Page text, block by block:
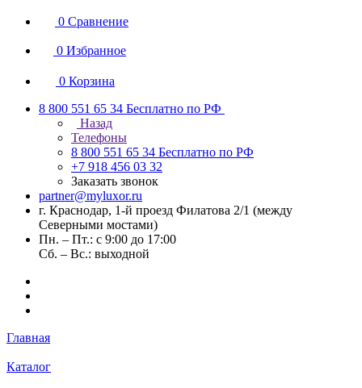
0 Сравнение
0 Избранное
0 Корзина
8 800 551 65 34 Бесплатно по РФ
Назад
Телефоны
8 800 551 65 34 Бесплатно по РФ
+7 918 456 03 32
Заказать звонок
partner@myluxor.ru
г. Краснодар, 1-й проезд Филатова 2/1 (между
Cеверными мостами)
Пн. – Пт.: с 9:00 до 17:00
Сб. – Вс.: выходной
Главная
Каталог